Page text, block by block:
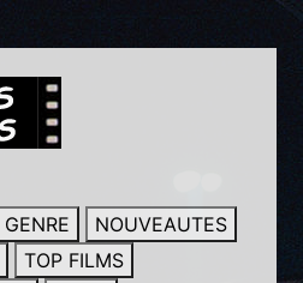
GENRE
NOUVEAUTES
TOP FILMS